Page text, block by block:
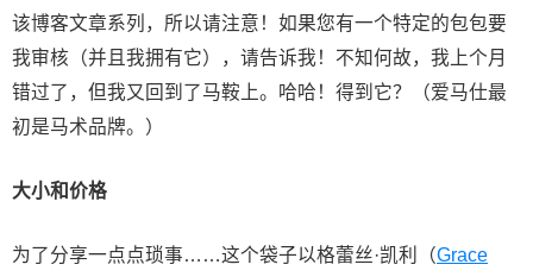
该博客文章系列，所以请注意！如果您有一个特定的包包要
我审核（并且我拥有它），请告诉我！不知何故，我上个月
错过了，但我又回到了马鞍上。哈哈！得到它？（爱马仕最
初是马术品牌。）
大小和价格
为了分享一点点琐事……这个袋子以格蕾丝·凯利（Grace